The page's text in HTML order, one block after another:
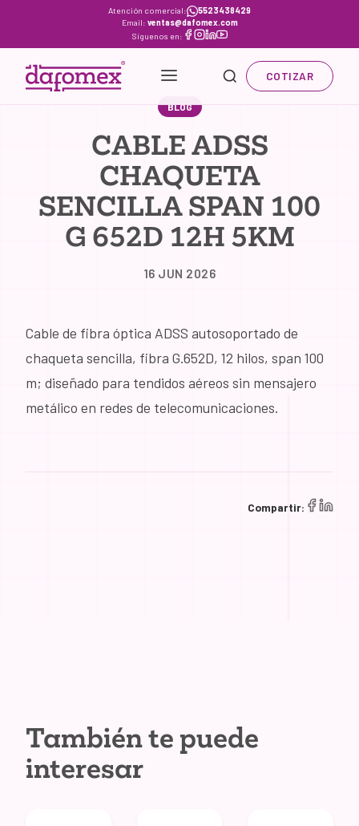
content
Atención comercial:
5523438429
Email: ventas@dafomex.com
Síguenos en:
COTIZAR
BLOG
CABLE ADSS
CHAQUETA
SENCILLA SPAN 100
G 652D 12H 5KM
16 JUN 2026
Cable de fibra óptica ADSS autosoportado de
chaqueta sencilla, fibra G.652D, 12 hilos, span 100
m; diseñado para tendidos aéreos sin mensajero
metálico en redes de telecomunicaciones.
Compartir:
También te puede
interesar